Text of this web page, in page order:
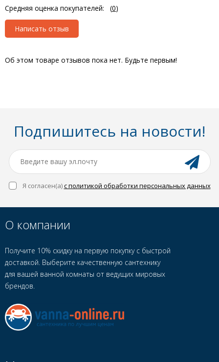
Средняя оценка покупателей: (0)
Написать отзыв
Об этом товаре отзывов пока нет. Будьте первым!
Подпишитесь на новости!
Я согласен(a)с политикой обработки персональных данных
О компании
Получите 10% скидку на первую покупку с быстрой
доставкой. Выберите качественную сантехнику
для вашей ванной комнаты от ведущих мировых
брендов.